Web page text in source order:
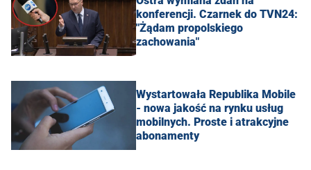
konferencji. Czarnek do TVN24:
"Żądam propolskiego
zachowania"
Wystartowała Republika Mobile
- nowa jakość na rynku usług
mobilnych. Proste i atrakcyjne
abonamenty